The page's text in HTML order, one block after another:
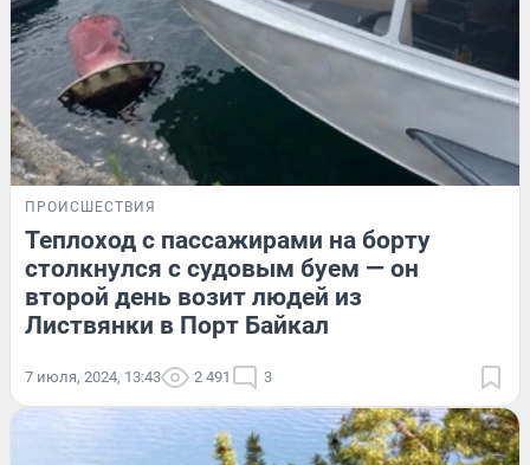
ПРОИСШЕСТВИЯ
Теплоход с пассажирами на борту
столкнулся с судовым буем — он
второй день возит людей из
Листвянки в Порт Байкал
7 июля, 2024, 13:43 2 491 3